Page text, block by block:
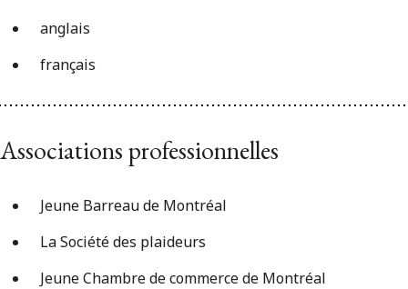
anglais
français
Associations professionnelles
Jeune Barreau de Montréal
La Société des plaideurs
Jeune Chambre de commerce de Montréal